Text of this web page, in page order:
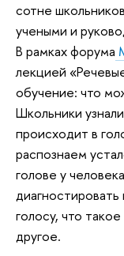
сотне
учеными и
В рамках форума
лекцией
обучение: что
Школьники
происходит в
распознаем
голове у
голосу, что
другое.